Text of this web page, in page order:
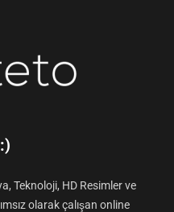
Teknoloji, HD Resimler ve
olarak çalışan online